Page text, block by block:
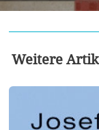
Weitere